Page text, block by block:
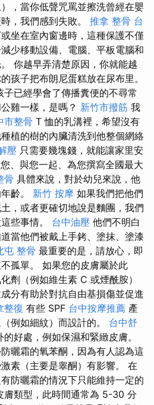
，當你低聲咒罵並擦洗曾經在嬰
，我們感到失敗。 推拿 整骨 台
坐在室內窗邊時，這種保護不僅
少移動設備、電腦、平板電腦和
你越早弄清楚原因，你就能越
孩子把布朗尼蛋糕放在尿布里。
子已經學會了傳播糞便的不尋常
雞一樣，是嗎？ 新竹市撥筋 我
市整骨 T 恤的乳溝裡，希望沒有
植的樹的內臟清洗到他整個網絡
壓 只需要幾塊錢，就能讓家里安
、與您一起、為您撰寫全國最大
骨 具體來說，對於幼兒來說，他
齡。 新竹 按摩 如果我們把他們
，或者更確切地說是麵團，我們
些事情。 台中油壓 他們不明白
當他們被戴上手銬、塗抹、塗漆
屯 整骨 最重要的是，請放心，即
孤單。 如果您的皮膚屬於此
劑（例如維生素 C 或煙酰胺）
分有助於對抗自由基損傷並促進
整復 有些 SPF 台中按摩推薦 產
例如細紋）而設計的。 台中舒
好處，例如保濕和緊緻皮膚。
曬霜的氧苯酮，因為有人認為這
素（主要是睾酮）有影響。 在
防曬霜的情況下只能維持一定的
膚類型，此時間通常為 5-30 分